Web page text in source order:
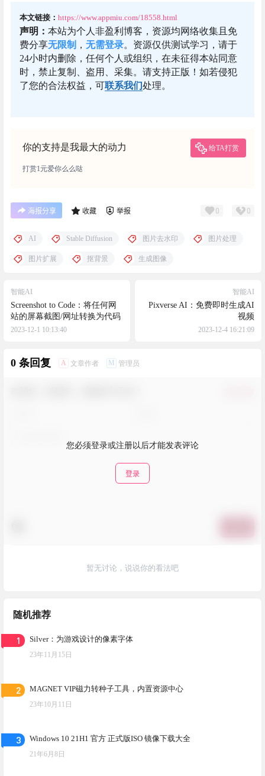
本文链接： https://www.appmiu.com/18558.html
声明： 本站为个人非盈利博客，资源均网络收集且免
费分享无限制 ， 无需登录。资源仅供测试学习，请于
24小时内删除，任何个人或组织，在未征得本站同意
时，禁止复制、盗用、采集。请支持正版！如若侵犯
了您的合法权益，可联系我们处理。
你的支持是我最大的动力 给TA打赏
打赏1元爱你么么哒
海报分享 收藏 举报 0 0
AI Stable Diffusion 图片去水印 图片处理
图片扩展 抠背景 生成图像
智能AI
Screenshot to Code：将任何网
站的屏幕截图/网址转换为代码
2023-12-1 10:13:40
智能AI
Pixverse AI：免费即时生成AI
视频
2023-12-4 16:21:09
0 条回复 A 文章作者 M 管理员
您必须登录或注册以后才能发表评论
登录
暂无讨论，说说你的看法吧
随机推荐
1 Silver：为游戏设计的像素字体
23年11月15日
2 MAGNET VIP磁力转种子工具，内置资源中心
23年10月11日
3 Windows 10 21H1 官方 正式版ISO 镜像下载大全
21年6月8日